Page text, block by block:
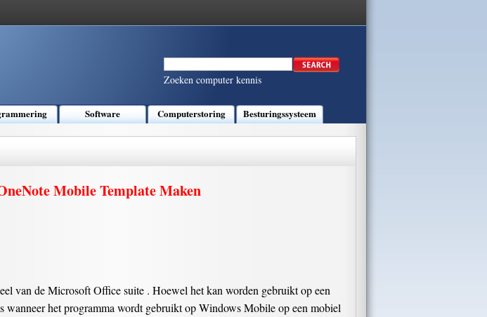
Zoeken computer kennis
Software Computerstoring Besturingssysteem
Mobile Template Maken
van de Microsoft Office suite . Hoewel het kan worden gebruikt op een
wanneer het programma wordt gebruikt op Windows Mobile op een mobiel